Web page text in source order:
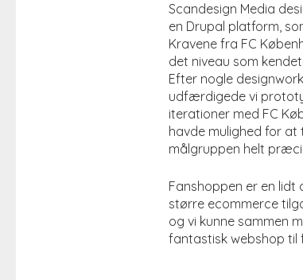
Scandesign Media
en Drupal platform,
Kravene fra FC
det niveau som
Efter nogle
udfærdigede vi
iterationer med FC
havde mulighed for
målgruppen helt
Fanshoppen er en
større ecommerce
og vi kunne sammen
fantastisk webshop til